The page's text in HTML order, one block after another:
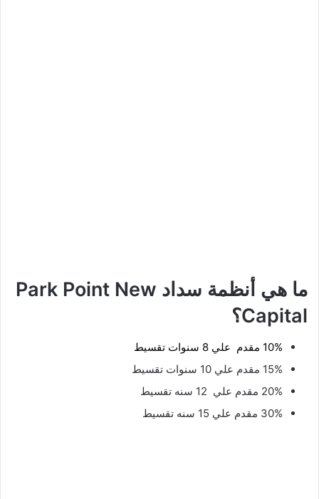
ما هي أنظمة سداد Park Point New
Capital؟
10% مقدم علي 8 سنوات
تقسيط
15% مقدم علي 10 سنوات تقسيط
20% مقدم علي 12 سنه تقسيط
30% مقدم علي 15 سنه تقسيط